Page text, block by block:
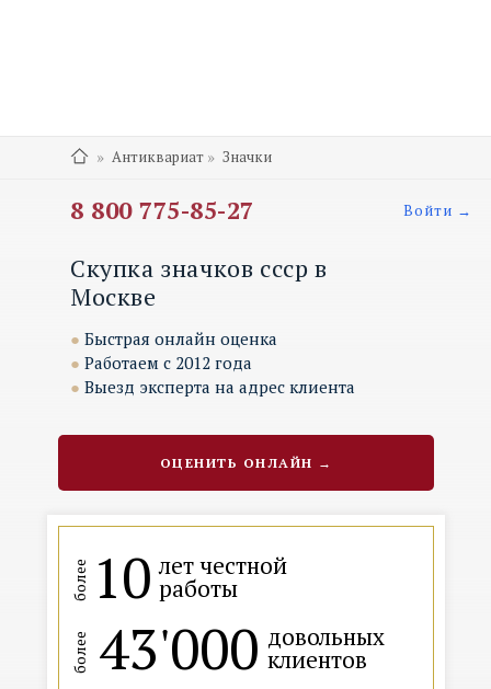
Антиквариат Значки
» »
Скупка значков ссср в
Москве
● Быстрая онлайн оценка
● Работаем с 2012 года
● Выезд эксперта на адрес клиента
Войти →
ОЦЕНИТЬ ОНЛАЙН →
10 лет честной
работы
43'000
более довольных
клиентов
более
8 800 775-85-27